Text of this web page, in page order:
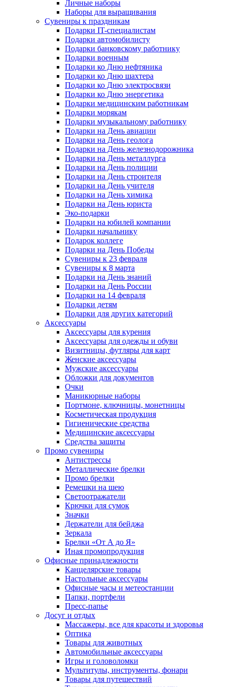
Личные наборы
Наборы для выращивания
Сувениры к праздникам
Подарки IT-специалистам
Подарки автомобилисту
Подарки банковскому работнику
Подарки военным
Подарки ко Дню нефтяника
Подарки ко Дню шахтера
Подарки ко Дню электросвязи
Подарки ко Дню энергетика
Подарки медицинским работникам
Подарки морякам
Подарки музыкальному работнику
Подарки на День авиации
Подарки на День геолога
Подарки на День железнодорожника
Подарки на День металлурга
Подарки на День полиции
Подарки на День строителя
Подарки на День учителя
Подарки на День химика
Подарки на День юриста
Эко-подарки
Подарки на юбилей компании
Подарки начальнику
Подарок коллеге
Подарки на День Победы
Сувениры к 23 февраля
Сувениры к 8 марта
Подарки на День знаний
Подарки на День России
Подарки на 14 февраля
Подарки детям
Подарки для других категорий
Аксессуары
Аксессуары для курения
Аксессуары для одежды и обуви
Визитницы, футляры для карт
Женские аксессуары
Мужские аксессуары
Обложки для документов
Очки
Маникюрные наборы
Портмоне, ключницы, монетницы
Косметическая продукция
Гигиенические средства
Медицинские аксессуары
Средства защиты
Промо сувениры
Антистрессы
Металлические брелки
Промо брелки
Ремешки на шею
Светоотражатели
Крючки для сумок
Значки
Держатели для бейджа
Зеркала
Брелки «От А до Я»
Иная промопродукция
Офисные принадлежности
Канцелярские товары
Настольные аксессуары
Офисные часы и метеостанции
Папки, портфели
Пресс-папье
Досуг и отдых
Массажеры, все для красоты и здоровья
Оптика
Товары для животных
Автомобильные аксессуары
Игры и головоломки
Мультитулы, инструменты, фонари
Товары для путешествий